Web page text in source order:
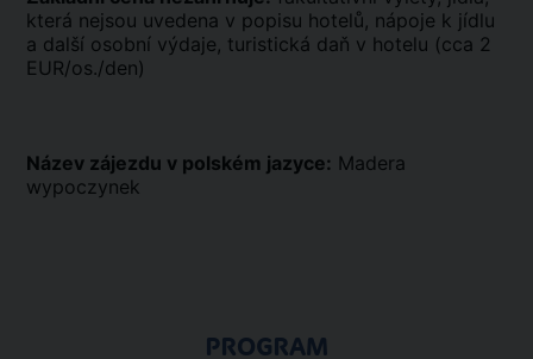
která nejsou uvedena v popisu hotelů, nápoje k jídlu
a další osobní výdaje, turistická daň v hotelu (cca 2
EUR/os./den)
Název zájezdu v polském jazyce: Madera
wypoczynek
PROGRAM